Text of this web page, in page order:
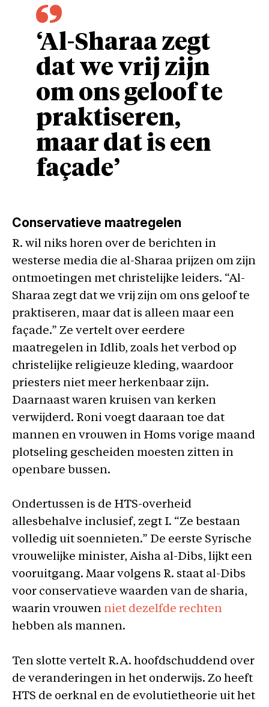
‘Al-Sharaa zegt
dat we vrij zijn
om ons geloof te
praktiseren,
maar dat is een
façade’
Conservatieve maatregelen
R. wil niks horen over de berichten in
westerse media die al-Sharaa prijzen om zijn
ontmoetingen met christelijke leiders. “Al-
Sharaa zegt dat we vrij zijn om ons geloof te
praktiseren, maar dat is alleen maar een
façade.” Ze vertelt over eerdere
maatregelen in Idlib, zoals het verbod op
christelijke religieuze kleding, waardoor
priesters niet meer herkenbaar zijn.
Daarnaast waren kruisen van kerken
verwijderd. Roni voegt daaraan toe dat
mannen en vrouwen in Homs vorige maand
plotseling gescheiden moesten zitten in
openbare bussen.
Ondertussen is de HTS-overheid
allesbehalve inclusief, zegt I. “Ze bestaan
volledig uit soennieten.” De eerste Syrische
vrouwelijke minister, Aisha al-Dibs, lijkt een
vooruitgang. Maar volgens R. staat al-Dibs
voor conservatieve waarden van de sharia,
waarin vrouwen niet dezelfde rechten
hebben als mannen.
Ten slotte vertelt R.A. hoofdschuddend over
de veranderingen in het onderwijs. Zo heeft
HTS de oerknal en de evolutietheorie uit het